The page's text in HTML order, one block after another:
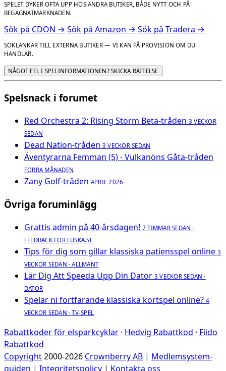
SPELET DYKER OFTA UPP HOS ANDRA BUTIKER, BÅDE NYTT OCH PÅ
BEGAGNATMARKNADEN.
Sök på CDON → Sök på Amazon → Sök på Tradera →
SÖKLÄNKAR TILL EXTERNA BUTIKER — VI KAN FÅ PROVISION OM DU
HANDLAR.
NÅGOT FEL I SPELINFORMATIONEN? SKICKA RÄTTELSE
Spelsnack i forumet
Red Orchestra 2: Rising Storm Beta-tråden 3 VECKOR
SEDAN
Dead Nation-tråden 3 VECKOR SEDAN
Äventyrarna Femman (5) - Vulkanöns Gåta-tråden
FÖRRA MÅNADEN
Zany Golf-tråden APRIL 2026
Övriga foruminlägg
Grattis admin på 40-årsdagen! 7 TIMMAR SEDAN ·
FEEDBACK FÖR FUSKA.SE
Tips för dig som gillar klassiska patiensspel online 3
VECKOR SEDAN · ALLMÄNT
Lär Dig Att Speeda Upp Din Dator 3 VECKOR SEDAN ·
DATOR
Spelar ni fortfarande klassiska kortspel online? 4
VECKOR SEDAN · TV-SPEL
Rabattkoder för elsparkcyklar · Hedvig Rabattkod · Fiido
Rabattkod
Copyright2000-2026 Crownberry AB | Medlemsystem-
guiden | Integritetspolicy | Kontakta oss